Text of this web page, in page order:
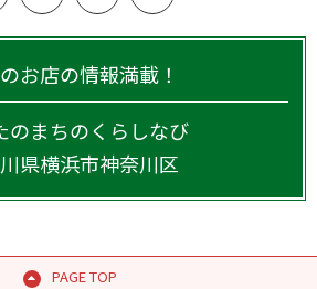
お店の情報満載！
のまちのくらしなび
県横浜市神奈川区
PAGE TOP